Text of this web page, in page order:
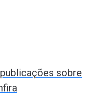
publicações sobre